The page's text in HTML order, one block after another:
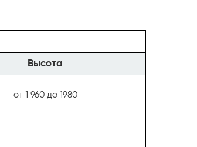
Высота
от 1 960 до 1980